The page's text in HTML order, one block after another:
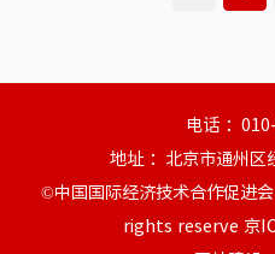
电话 ：
地址 ：北京市通州区
©中国国际经济技术合作促进
rights reserve 京